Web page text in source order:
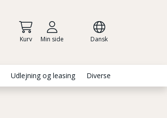
Kurv Min side Dansk
Udlejning og leasing Diverse